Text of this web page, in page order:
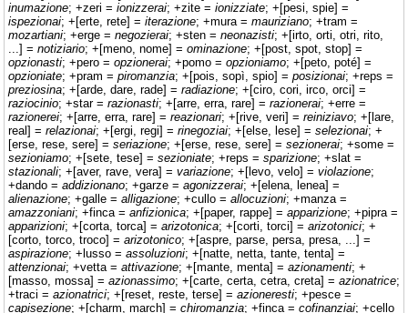
inumazione; +zeri = ionizzerai; +zite = ionizziate; +[pesi, spie] =
ispezionai; +[erte, rete] = iterazione; +mura = mauriziano; +tram =
mozartiani; +erge = negozierai; +sten = neonazisti; +[irto, orti, otri, rito,
...] = notiziario; +[meno, nome] = ominazione; +[post, spot, stop] =
opzionasti; +pero = opzionerai; +pomo = opzioniamo; +[peto, poté] =
opzioniate; +pram = piromanzia; +[pois, sopì, spio] = posizionai; +reps =
preziosina; +[arde, dare, rade] = radiazione; +[ciro, cori, irco, orci] =
raziocinio; +star = razionasti; +[arre, erra, rare] = razionerai; +erre =
razionerei; +[arre, erra, rare] = reazionari; +[rive, veri] = reiniziavo; +[lare,
real] = relazionai; +[ergi, regi] = rinegoziai; +[else, lese] = selezionai; +
[erse, rese, sere] = seriazione; +[erse, rese, sere] = sezionerai; +some =
sezioniamo; +[sete, tese] = sezioniate; +reps = sparizione; +slat =
stazionali; +[aver, rave, vera] = variazione; +[levo, velo] = violazione;
+dando = addizionano; +garze = agonizzerai; +[elena, lenea] =
alienazione; +galle = alligazione; +cullo = allocuzioni; +manza =
amazzoniani; +finca = anfizionica; +[paper, rappe] = apparizione; +pipra =
apparizioni; +[corta, torca] = arizotonica; +[corti, torci] = arizotonici; +
[corto, torco, troco] = arizotonico; +[aspre, parse, persa, presa, ...] =
aspirazione; +lusso = assoluzioni; +[natte, netta, tante, tenta] =
attenzionai; +vetta = attivazione; +[mante, menta] = azionamenti; +
[masso, mossa] = azionassimo; +[carte, certa, cetra, creta] = azionatrice;
+traci = azionatrici; +[reset, reste, terse] = azioneresti; +pesce =
capisezione; +[charm, march] = chiromanzia; +finca = cofinanziai; +cello